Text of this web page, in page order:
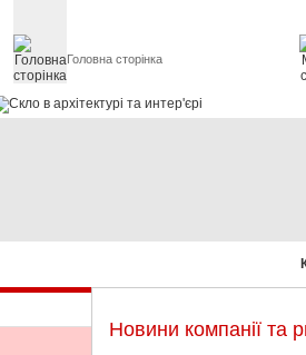
Головна сторінка
Новини компанії та